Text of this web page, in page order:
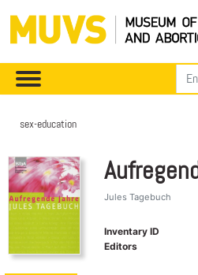
sex-education
Jules Tagebuch
Inventary ID
Editors